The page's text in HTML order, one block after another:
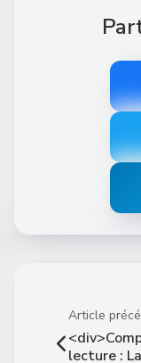
Article
lecture :